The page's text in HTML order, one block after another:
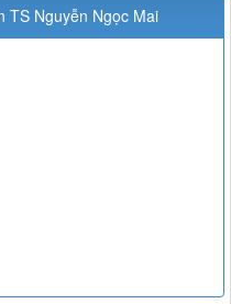
TS Nguyễn Ngọc Mai